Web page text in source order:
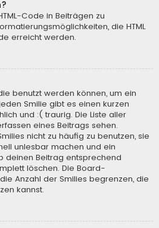
Code in Beiträgen zu
die HTML
erreicht werden.
benutzt werden können, um ein
Smilie gibt es einen kurzen
und :( traurig. Die Liste aller
eines Beitrags sehen.
nicht zu häufig zu benutzen, sie
unlesbar machen und ein
deinen Beitrag entsprechend
löschen. Die Board-
Anzahl der Smilies begrenzen, die
kannst.